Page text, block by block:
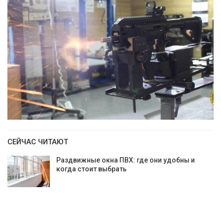
СЕЙЧАС ЧИТАЮТ
Раздвижные окна ПВХ: где они удобны и
когда стоит выбрать